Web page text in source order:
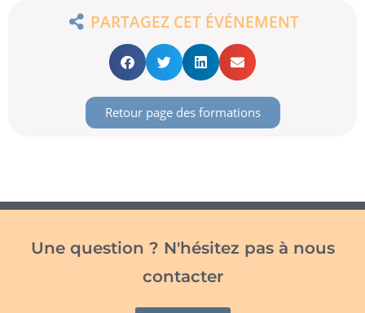
PARTAGEZ CET ÉVÉNEMENT
Retour page des formations
Une question ? N'hésitez pas à nous
contacter